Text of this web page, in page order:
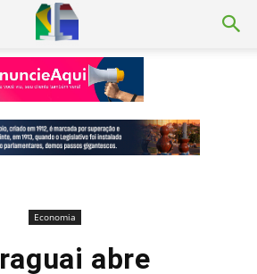
Economia
abre